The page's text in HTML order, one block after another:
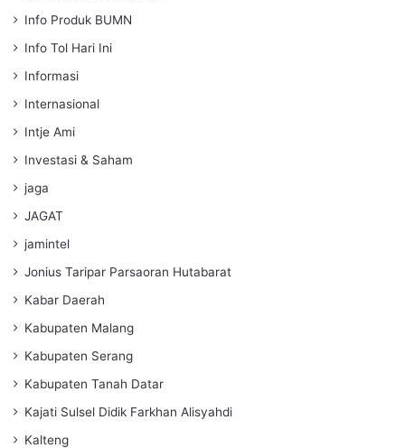
Info Produk BUMN
Info Tol Hari Ini
Informasi
Internasional
Intje Ami
Investasi & Saham
jaga
JAGAT
jamintel
Jonius Taripar Parsaoran Hutabarat
Kabar Daerah
Kabupaten Malang
Kabupaten Serang
Kabupaten Tanah Datar
Kajati Sulsel Didik Farkhan Alisyahdi
Kalteng